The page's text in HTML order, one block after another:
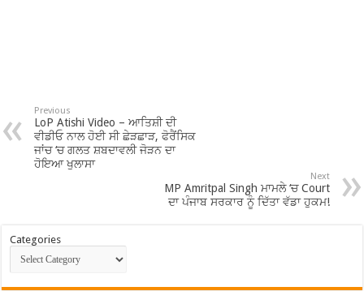
Previous
LoP Atishi Video – ਆਤਿਸ਼ੀ ਦੀ
ਵੀਡੀਓ ਨਾਲ ਹੋਈ ਸੀ ਛੇੜਛਾੜ, ਫੋਰੈਂਸਿਕ
ਜਾਂਚ ‘ਚ ਗਲਤ ਸ਼ਬਦਾਵਲੀ ਜੋੜਨ ਦਾ
ਹੋਇਆ ਖੁਲਾਸਾ
Next
MP Amritpal Singh ਮਾਮਲੇ ‘ਚ Court
ਦਾ ਪੰਜਾਬ ਸਰਕਾਰ ਨੂੰ ਦਿੱਤਾ ਵੱਡਾ ਹੁਕਮ!
Categories